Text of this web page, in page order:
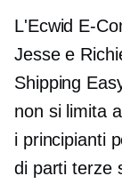
L'Ecwid E-
Jesse e
Shipping
non si limita
i principianti
di parti terze